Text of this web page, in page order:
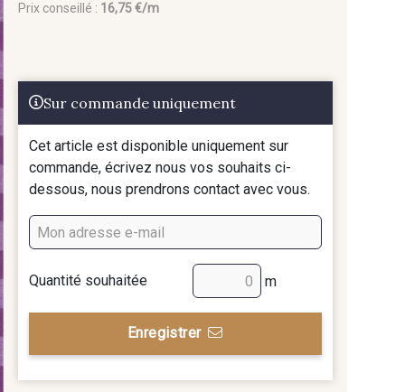
Prix conseillé : 16,75 €/m
Sur commande uniquement
Cet article est disponible uniquement sur
commande, écrivez nous vos souhaits ci-
dessous, nous prendrons contact avec vous.
Quantité souhaitée m
Enregistrer